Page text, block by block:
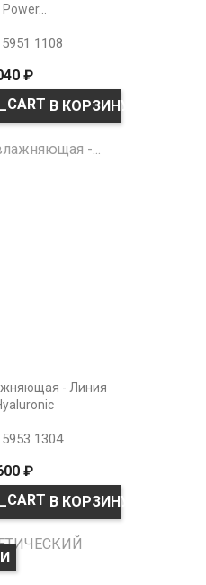
1108
₽
В КОРЗИНУ
- Линия
1304
₽
В КОРЗИНУ